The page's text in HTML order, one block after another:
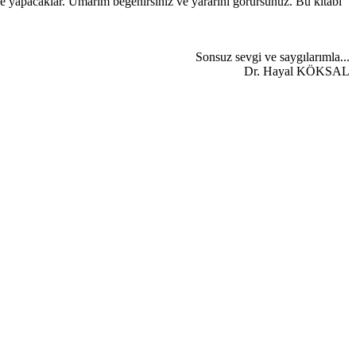
Sonsuz sevgi ve saygılarımla...
Dr. Hayal KÖKSAL